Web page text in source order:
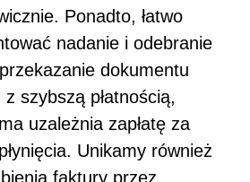
Ponadto, łatwo
nadanie i odebranie
dokumentu
szybszą płatnością,
uzależnia zapłatę za
Unikamy również
faktury przez